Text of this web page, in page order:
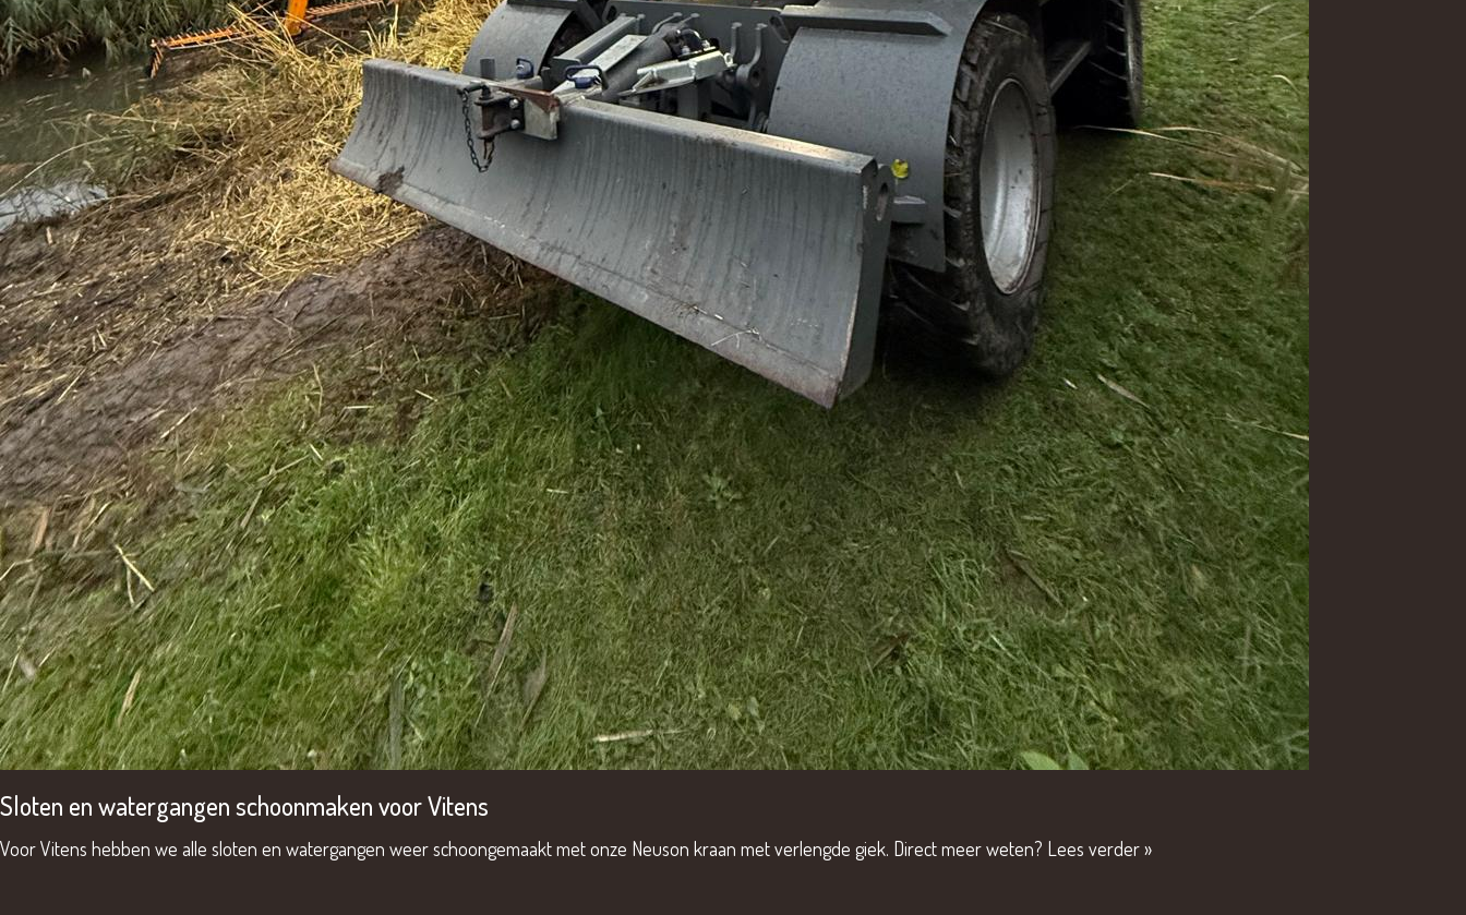
Sloten en watergangen schoonmaken voor Vitens
Voor Vitens hebben we alle sloten en watergangen weer schoongemaakt met onze Neuson kraan met verlengde giek. Direct meer weten? Lees verder »